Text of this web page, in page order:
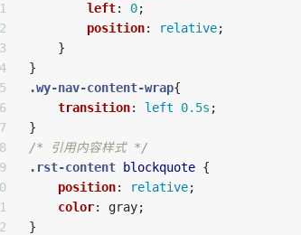
left: 0;
position: relative;
}
}
.wy-nav-content-wrap{
transition: left 0.5s ;
}
/* 引用内容样式 */
.rst-content
blockquote {
position: relative;
color: gray;
}